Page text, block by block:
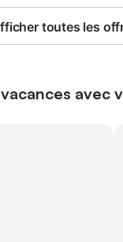
toutes les
avec